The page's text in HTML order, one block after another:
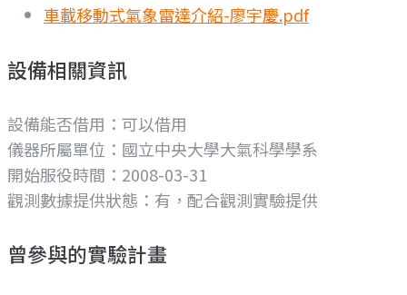
車載移動式氣象雷達介紹-廖宇慶.pdf
設備相關資訊
設備能否借用：可以借用
儀器所屬單位： 國立中央大學大氣科學學系
開始服役時間：2008-03-31
觀測數據提供狀態：有，配合觀測實驗提供
曾參與的實驗計畫